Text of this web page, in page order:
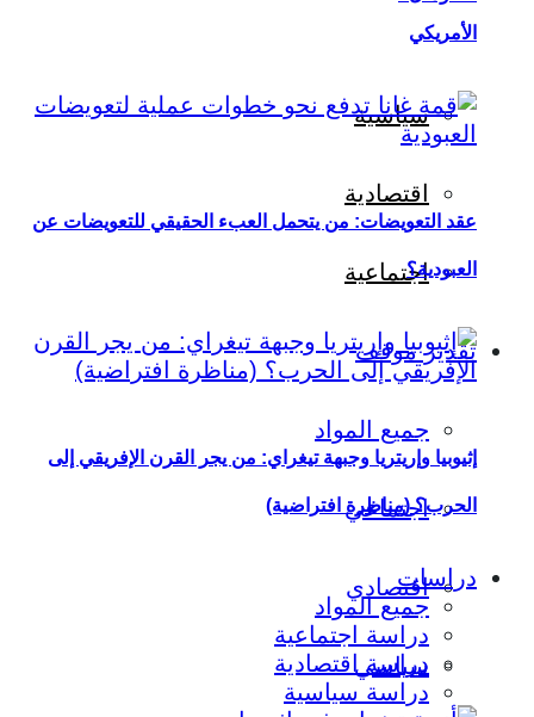
سياسية
اقتصادية
اجتماعية
تقدير موقف
جميع المواد
اجتماعي
اقتصادي
سياسي
الأمريكي
عقد التعويضات: من يتحمل العبء الحقيقي للتعويضات عن
العبودية؟
إثيوبيا وإريتريا وجبهة تيغراي: من يجر القرن الإفريقي إلى
الحرب؟ (مناظرة افتراضية)
دراسات
جميع المواد
دراسة اجتماعية
دراسة اقتصادية
دراسة سياسية